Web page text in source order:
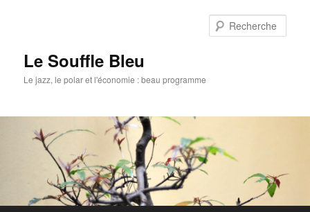
Le Souffle Bleu
Le jazz, le polar et l'économie : beau programme